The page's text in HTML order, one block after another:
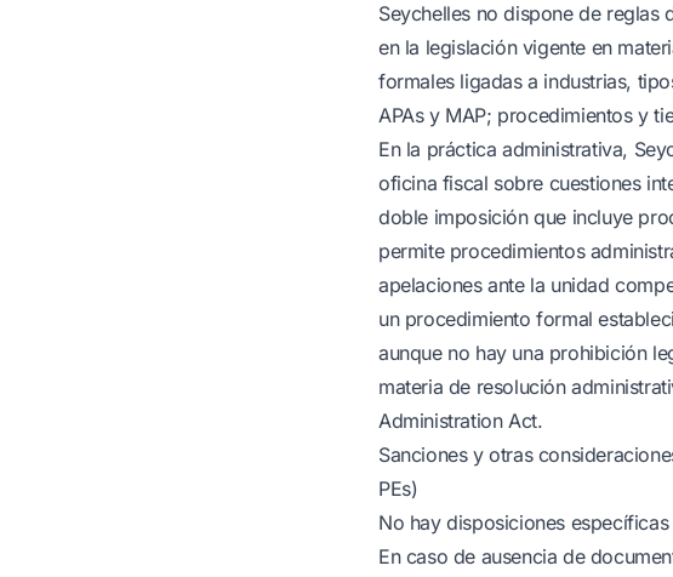
Seychelles no dispone de
en la legislación vigente en
formales ligadas a industrias,
APAs y MAP; procedimientos y
En la práctica administrativa,
oficina fiscal sobre cuestiones
doble imposición que incluye
permite procedimientos
apelaciones ante la unidad
un procedimiento formal
aunque no hay una prohibición
materia de resolución
Administration Act.
Sanciones y otras
PEs)
No hay disposiciones
En caso de ausencia de